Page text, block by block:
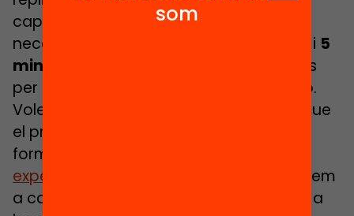
cap vídeo que puguis aprofitar, només
necessites una webcam o una càmera i 5
minuts del teu temps
. I no et preocupis
per la professionalitat tècnica del vídeo.
Volem que sigueu vosaltres mateixos, que
el protagonisme el tingui el fons i no la
forma. Avui ja
experiències participants
que et convidem
a conèixer, votar, comentar i compartir a
som